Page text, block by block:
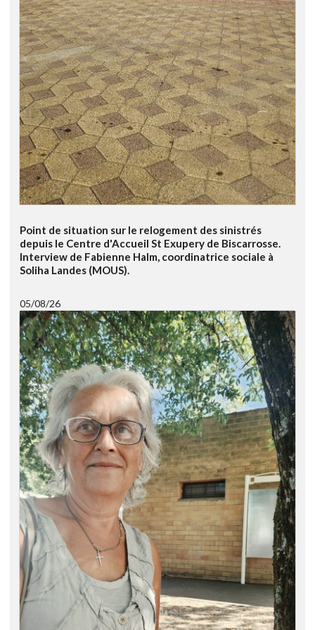
Point de situation sur le relogement des sinistrés
depuis le Centre d'Accueil St Exupery de Biscarrosse.
Interview de Fabienne Halm, coordinatrice sociale à
Soliha Landes (MOUS).
05/08/26